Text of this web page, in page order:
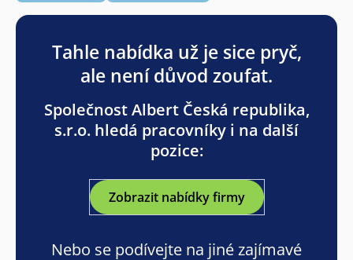
Tahle nabídka už je sice pryč,
ale není důvod zoufat.
Společnost Albert Česká republika,
s.r.o. hledá pracovníky i na další
pozice:
Zobrazit nabídky firmy
Nebo se podívejte na jiné zajímavé